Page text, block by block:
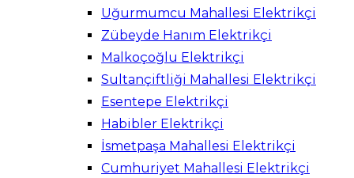
Uğurmumcu Mahallesi Elektrikçi
Zübeyde Hanım Elektrikçi
Malkoçoğlu Elektrikçi
Sultançiftliği Mahallesi Elektrikçi
Esentepe Elektrikçi
Habibler Elektrikçi
İsmetpaşa Mahallesi Elektrikçi
Cumhuriyet Mahallesi Elektrikçi